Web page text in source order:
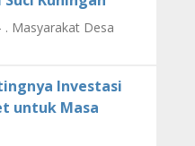
Masyarakat Desa
Investasi
untuk Masa